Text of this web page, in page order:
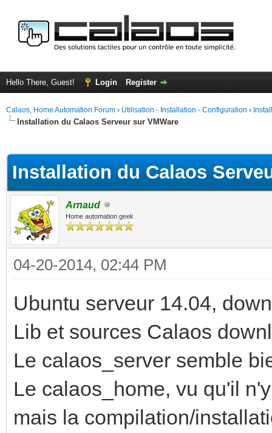
Hello There, Guest! Login Register
Calaos, Home Automation Forum › Utilisation - Installation - Configuration ›
Installation du Calaos Serveur sur VMWare
Installation du Calaos
Arnaud
Home automation geek
04-20-2014, 02:44 PM
Ubuntu serveur 14.04,
Lib et sources Calaos
Le calaos_server semble
Le calaos_home, vu qu'il
mais la compilation/